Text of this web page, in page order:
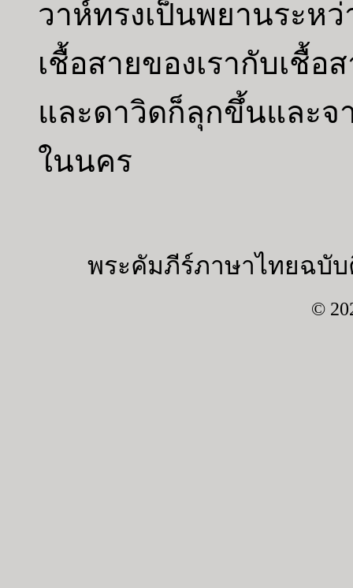
วาห์ทรงเป็นพยานระห
เชื้อสายของเรากับเชื้อ
และดาวิดก็ลุกขึ้นและ
ในนคร
พระคัมภีร์ภาษาไทยฉบับ
©